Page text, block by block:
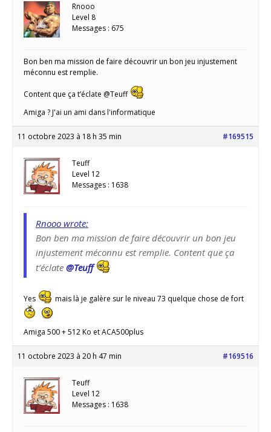
Rnooo
Level 8
Messages : 675
Bon ben ma mission de faire découvrir un bon jeu injustement
méconnu est remplie.
Content que ça t’éclate @Teuff
Amiga ? J'ai un ami dans l'informatique
11 octobre 2023 à 18 h 35 min #169515
Teuff
Level 12
Messages : 1638
Rnooo wrote:
Bon ben ma mission de faire découvrir un bon jeu
injustement méconnu est remplie. Content que ça
t’éclate @Teuff
Yes mais là je galère sur le niveau 73 quelque chose de fort
Amiga 500 + 512 Ko et ACA500plus
11 octobre 2023 à 20 h 47 min #169516
Teuff
Level 12
Messages : 1638